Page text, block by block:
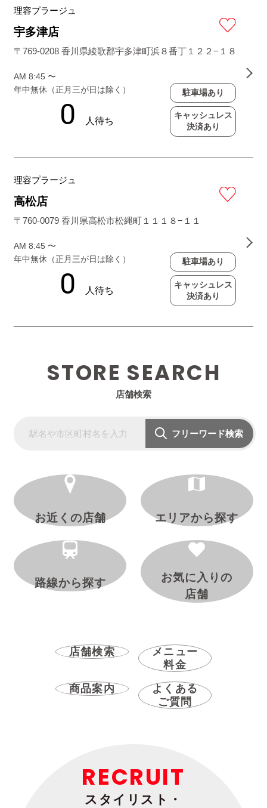
理容プラージュ
宇多津店
〒769-0208 香川県綾歌郡宇多津町浜８番丁１２２−１８
AM 8:45 〜
年中無休（正月三が日は除く）
駐車場あり
キャッシュレス
決済あり
理容プラージュ
高松店
〒760-0079 香川県高松市松縄町１１１８−１１
AM 8:45 〜
年中無休（正月三が日は除く）
駐車場あり
キャッシュレス
決済あり
STORE SEARCH
店舗検索
フリーワード検索
お近くの店舗 エリアから探す
路線から探す
お気に入りの
店舗
店舗検索
メニュー
料金
商品案内
よくある
ご質問
RECRUIT
スタイリスト・